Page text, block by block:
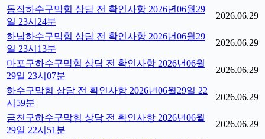
동작하수구막힘 상담 전 확인사항 2026년06월29
일 23시24분
2026.06.29
하남하수구막힘 상담 전 확인사항 2026년06월29
일 23시13분
2026.06.29
마포구하수구막힘 상담 전 확인사항 2026년06월
29일 23시07분
2026.06.29
하수구막힘 상담 전 확인사항 2026년06월29일 22
시59분
2026.06.29
금천구하수구막힘 상담 전 확인사항 2026년06월
29일 22시51분
2026.06.29